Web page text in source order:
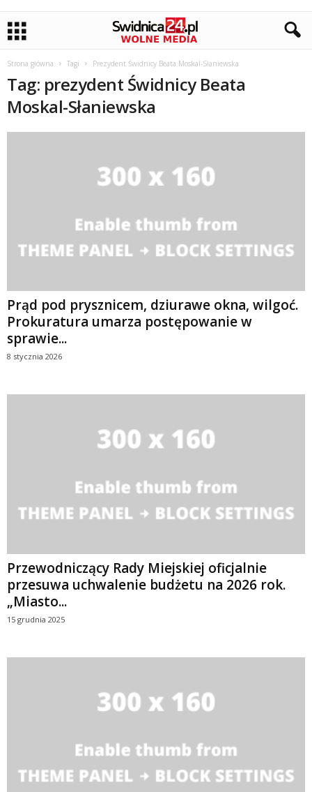
Strona główna Tagi Prezydent Świdnicy Beata Moskal-Słaniewska
Tag: prezydent Świdnicy Beata
Moskal-Słaniewska
Prąd pod prysznicem, dziurawe okna, wilgoć.
Prokuratura umarza postępowanie w
sprawie...
8 stycznia 2026
Przewodniczący Rady Miejskiej oficjalnie
przesuwa uchwalenie budżetu na 2026 rok.
„Miasto...
15 grudnia 2025